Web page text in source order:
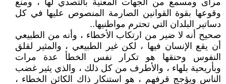
مرأى ومسمع من الجهات المعنية بالتصدي لها ، ومنع
وقوعها بقوة القوانين الصارمة المنصوص عليها في كل
دساتير البلدان التي تحترم مواطنيها..
صحيح أنه لا ضير من ارتكاب الأخطاء ، وأنه من الطبيعي
أن يقع الإنسان فيها ، لكن غير الطبيعي ، والمثير لقلق
النفوس وحنقها هو تكرار نفس الخطأ عدة مرات
وبأريحية بلهاء ، والأطرف من كل ذلك ، والذي يثير غضب
الناس ويؤجج قرفهم ، هو استنكار ذاك الكائن الخطاء ،